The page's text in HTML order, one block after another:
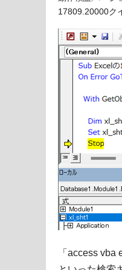
17809.20000ク
「access vba